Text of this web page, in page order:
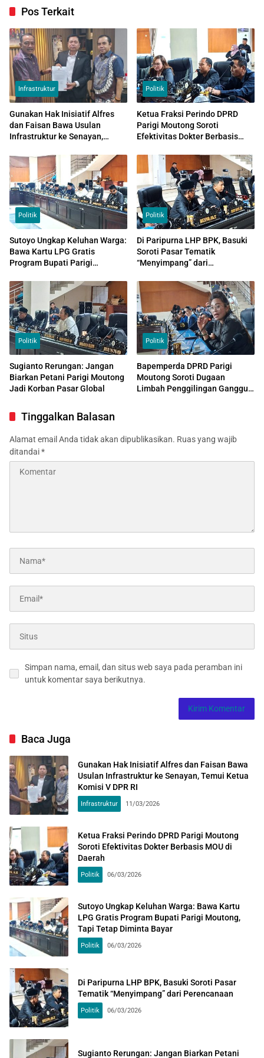
Pos Terkait
Infrastruktur
Gunakan Hak Inisiatif Alfres
dan Faisan Bawa Usulan
Infrastruktur ke Senayan,
Politik
Ketua Fraksi Perindo DPRD
Parigi Moutong Soroti
Efektivitas Dokter Berbasis
Politik
Sutoyo Ungkap Keluhan Warga:
Bawa Kartu LPG Gratis
Program Bupati Parigi
Bayar
Politik
Di Paripurna LHP BPK, Basuki
Soroti Pasar Tematik
“Menyimpang” dari
Politik
Sugianto Rerungan: Jangan
Biarkan Petani Parigi Moutong
Jadi Korban Pasar Global
Politik
Bapemperda DPRD Parigi
Moutong Soroti Dugaan
Limbah Penggilingan Ganggu
Tinggalkan Balasan
Alamat email Anda tidak akan dipublikasikan. Ruas yang wajib
ditandai*
Simpan nama, email, dan situs web saya pada peramban ini
untuk komentar saya berikutnya.
Baca Juga
Gunakan Hak Inisiatif Alfres dan Faisan Bawa
Usulan Infrastruktur ke Senayan, Temui Ketua
Komisi V DPR RI
Infrastruktur 11/03/2026
Ketua Fraksi Perindo DPRD Parigi Moutong
Soroti Efektivitas Dokter Berbasis MOU di
Daerah
Politik 06/03/2026
Sutoyo Ungkap Keluhan Warga: Bawa Kartu
LPG Gratis Program Bupati Parigi Moutong,
Tapi Tetap Diminta Bayar
Politik 06/03/2026
Di Paripurna LHP BPK, Basuki Soroti Pasar
Tematik “Menyimpang” dari Perencanaan
Politik 06/03/2026
Sugianto Rerungan: Jangan Biarkan Petani